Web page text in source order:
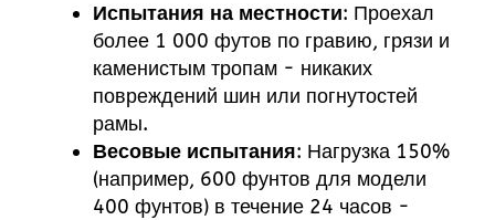
Испытания на местности: Проехал
более 1 000 футов по гравию, грязи и
каменистым тропам - никаких
повреждений шин или погнутостей
рамы.
Весовые испытания: Нагрузка 150%
(например, 600 фунтов для модели
400 фунтов) в течение 24 часов -